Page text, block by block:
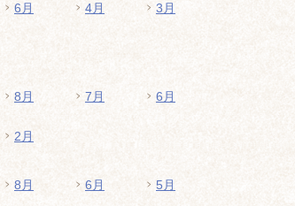
6月 4月 3月
8月 7月 6月
2月
8月 6月 5月